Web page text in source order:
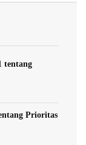
tentang
Prioritas